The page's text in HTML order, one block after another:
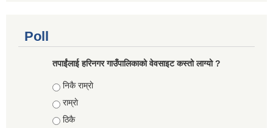
Poll
तपाईंलाई हरिनगर गाउँपालिकाको वेवसाइट कस्तो लाग्यो ?
Choices
निकै राम्राे
राम्राे
ठिकै